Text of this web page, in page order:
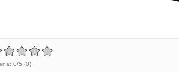
0/5 (0)